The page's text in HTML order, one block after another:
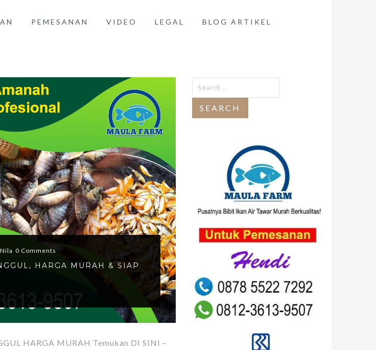
PEMESANAN VIDEO LEGAL BLOG ARTIKEL
Nila 0 Comments
HARGA MURAH & SIAP
HARGA MURAH Temukan DI SINI –
Search
for: